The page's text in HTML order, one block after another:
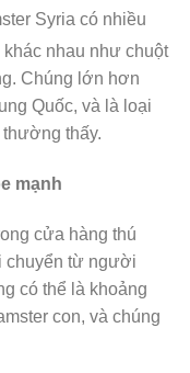
Syria có nhiều
khác nhau như chuột
Chúng lớn hơn
Quốc, và là loại
thấy.
mạnh
cửa hàng thú
chuyển từ người
có thể là khoảng
con, và chúng